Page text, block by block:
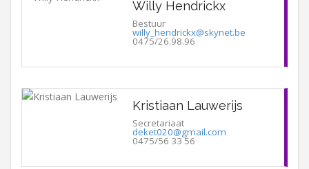
Willy Hendrickx
Bestuur
willy_hendrickx@skynet.be
0475/26.98.96
Kristiaan Lauwerijs
Secretariaat
deket020@gmail.com
0475/56 33 56